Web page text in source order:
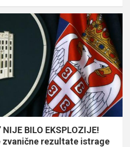
NIJE BILO EKSPLOZIJE!
zvanične rezultate istrage